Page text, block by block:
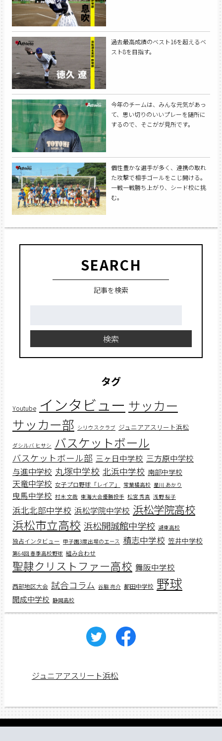
過去最高成績のベスト16を超えるベ
スト8を目指す。
今年のチームは、みんな元気があっ
て、思い切りのいいプレーを随所に
するので、そこがが見所です。
個性豊かな選手が多く、連携の取れ
た攻撃で相手ゴールをこじ開ける。
一戦一戦勝ち上がり、シード校に挑
む。
SEARCH
記事を検索
検索
タグ
Youtube インタビュー サッカー
サッカー部 シリウスクラブ ジュニアアスリート浜松
ダシルバ ヒサシ バスケットボール
バスケットボール部 三ヶ日中学校 三方原中学校
与進中学校 丸塚中学校 北浜中学校 南部中学校
天竜中学校 女子プロ野球「レイア」 常葉橘高校 星川 あかり
曳馬中学校 村木 文哉 東海大会優勝投手 松宮 秀真 浅野 桜子
浜北北部中学校 浜松学院中学校 浜松学院高校
浜松市立高校 浜松開誠館中学校 湖東高校
独占インタビュー 甲子園3度出場のエース 積志中学校 笠井中学校
第64回 春季高校野球 組み合わせ
聖隷クリストファー高校 舞阪中学校
西部地区大会 試合コラム 谷脇 亮介 都田中学校 野球
開成中学校 静岡高校
ジュニアアスリート浜松